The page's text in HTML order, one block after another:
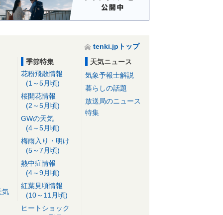
tenki.jpトップ
気
季節特集
花粉飛散情報
(1～5月頃)
桜開花情報
(2～5月頃)
GWの天気
(4～5月頃)
梅雨入り・明け
(5～7月頃)
熱中症情報
(4～9月頃)
紅葉見頃情報
(10～11月頃)
ヒートショック
天気ニュース
気象予報士解説
暮らしの話題
放送局のニュース
特集